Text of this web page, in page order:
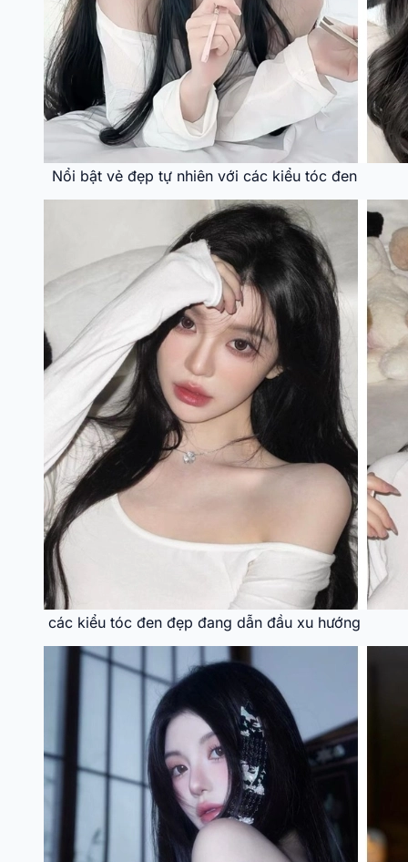
Nổi bật vẻ đẹp tự nhiên với các kiểu tóc đen
các kiểu tóc đen đẹp đang dẫn đầu xu hướng